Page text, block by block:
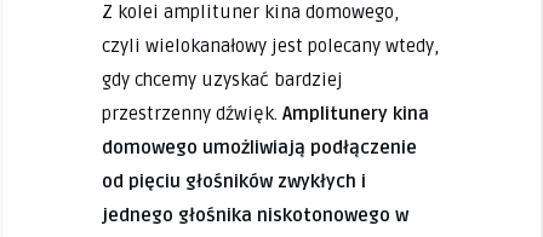
Z kolei amplituner kina domowego,
czyli wielokanałowy jest polecany wtedy,
gdy chcemy uzyskać bardziej
przestrzenny dźwięk. Amplitunery kina
domowego umożliwiają podłączenie
od pięciu głośników zwykłych i
jednego głośnika niskotonowego w